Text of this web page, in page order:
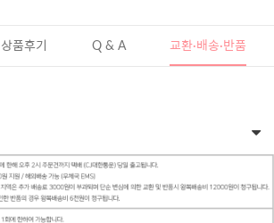
상품후기 Q & A 교환·배송·반품